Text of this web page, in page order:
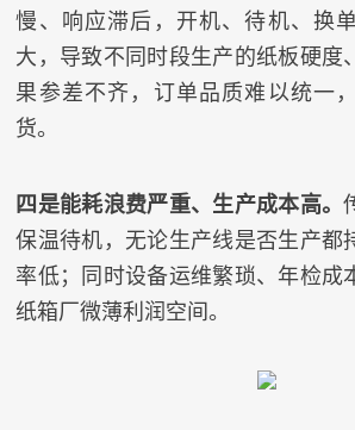
慢、响应滞后，开机、待机、换
大，导致不同时段生产的纸板硬度
果参差不齐，订单品质难以统一
货。
四是能耗浪费严重、生产成本高。
保温待机，无论生产线是否生产都
率低；同时设备运维繁琐、年检成
纸箱厂微薄利润空间。